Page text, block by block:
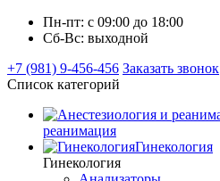
Пн-пт: с 09:00 до 18:00
Сб-Вс: выходной
+7 (981) 9-456-456 Заказать звонок
Список категорий
реанимация
Гинекология
Гинекология